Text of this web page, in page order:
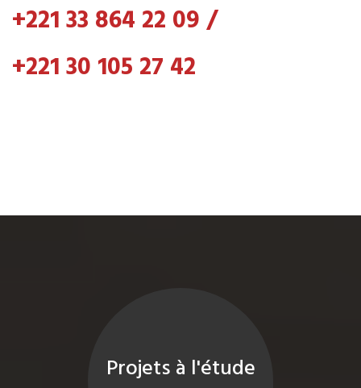
+221 33 864 22 09/
+221 30 105 27 42
Projets à l'étude